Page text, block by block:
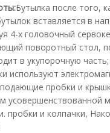
Бутылка после того,
вставляется в
4-х головочный
поворотный стол,
в укупорочную
используют
пробки и
усовершенствованной
пробки и колпачки,